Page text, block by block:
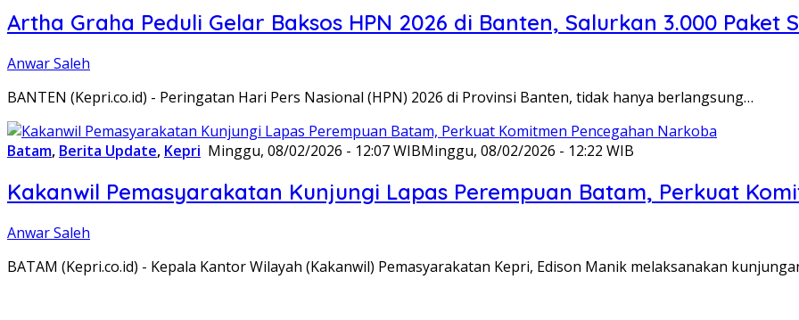
Artha Graha Peduli Gelar Baksos HPN 2026 di Banten, Salurkan 3.000 Paket
Anwar Saleh
BANTEN (Kepri.co.id) - Peringatan Hari Pers Nasional (HPN) 2026 di Provinsi Banten, tidak hanya berlangsung…
Batam, Berita Update, Kepri Minggu, 08/02/2026 - 12:07 WIBMinggu, 08/02/2026 - 12:22 WIB
Kakanwil Pemasyarakatan Kunjungi Lapas Perempuan Batam, Perkuat
Anwar Saleh
BATAM (Kepri.co.id) - Kepala Kantor Wilayah (Kakanwil) Pemasyarakatan Kepri, Edison Manik melaksanakan